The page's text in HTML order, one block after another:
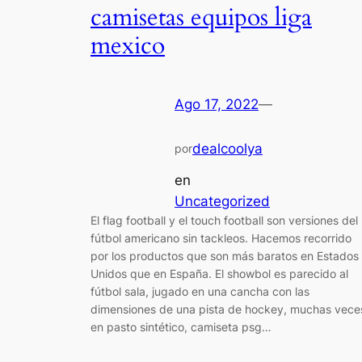
camisetas equipos liga
mexico
Ago 17, 2022—
pordealcoolya
en
Uncategorized
El flag football y el touch football son versiones del
fútbol americano sin tackleos. Hacemos recorrido
por los productos que son más baratos en Estados
Unidos que en España. El showbol es parecido al
fútbol sala, jugado en una cancha con las
dimensiones de una pista de hockey, muchas
en pasto sintético, camiseta psg…